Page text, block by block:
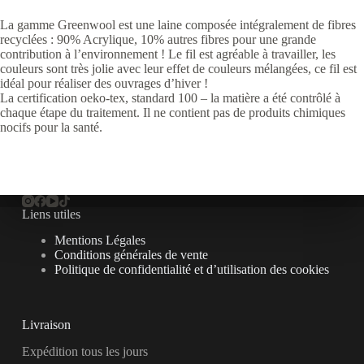
La gamme Greenwool est une laine composée intégralement de fibres
recyclées : 90% Acrylique, 10% autres fibres pour une grande
contribution à l’environnement ! Le fil est agréable à travailler, les
couleurs sont très jolie avec leur effet de couleurs mélangées, ce fil est
idéal pour réaliser des ouvrages d’hiver !
La certification oeko-tex, standard 100 – la matière a été contrôlé à
chaque étape du traitement. Il ne contient pas de produits chimiques
nocifs pour la santé.
Liens utiles
Mentions Légales
Conditions générales de vente
Politique de confidentialité et d’utilisation des cookies
Livraison
Expédition tous les jours